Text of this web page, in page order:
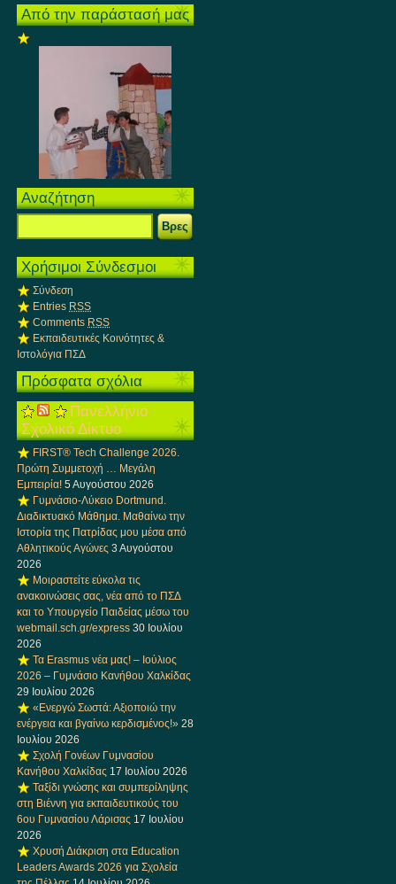
Από την παράστασή μας
Αναζήτηση
Χρήσιμοι Σύνδεσμοι
Σύνδεση
Entries RSS
Comments RSS
Εκπαιδευτικές Κοινότητες &
Ιστολόγια ΠΣΔ
Πρόσφατα σχόλια
Πανελλήνιο
Σχολικό Δίκτυο
FIRST® Tech Challenge 2026.
Πρώτη Συμμετοχή … Μεγάλη
Εμπειρία! 5 Αυγούστου 2026
Γυμνάσιο-Λύκειο Dortmund.
Διαδικτυακό Μάθημα. Μαθαίνω την
Ιστορία της Πατρίδας μου μέσα από
Αθλητικούς Αγώνες 3 Αυγούστου
2026
Μοιραστείτε εύκολα τις
ανακοινώσεις σας, νέα από το ΠΣΔ
και το Υπουργείο Παιδείας μέσω του
webmail.sch.gr/express 30 Ιουλίου
2026
Τα Erasmus νέα μας! – Ιούλιος
2026 – Γυμνάσιο Κανήθου Χαλκίδας
29 Ιουλίου 2026
«Ενεργώ Σωστά: Αξιοποιώ την
ενέργεια και βγαίνω κερδισμένος!» 28
Ιουλίου 2026
Σχολή Γονέων Γυμνασίου
Κανήθου Χαλκίδας 17 Ιουλίου 2026
Ταξίδι γνώσης και συμπερίληψης
στη Βιέννη για εκπαιδευτικούς του
6ου Γυμνασίου Λάρισας 17 Ιουλίου
2026
Χρυσή Διάκριση στα Education
Leaders Awards 2026 για Σχολεία